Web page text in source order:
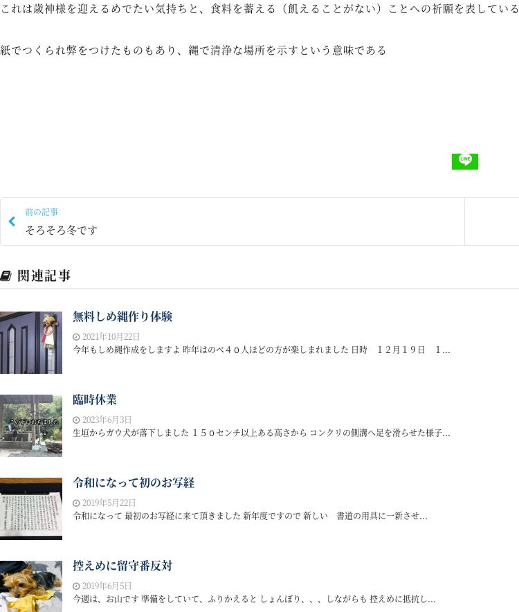
これは歳神様を迎えるめでたい気持ちと、食料を蓄える（飢えることがない）ことへの祈願を表している
紙でつくられ弊をつけたものもあり、縄で清浄な場所を示すという意味である
前の記事
そろそろ冬です
関連記事
無料しめ縄作り体験
2021年10月22日
今年もしめ縄作成をしますよ 昨年はのべ４０人ほどの方が楽しまれました 日時 １２月１９日 １...
臨時休業
2023年6月3日
生垣からガウ犬が落下しました １５０センチ以上ある高さから コンクリの側溝へ足を滑らせた様子...
令和になって初のお写経
2019年5月22日
令和になって 最初のお写経に来て頂きました 新年度ですので 新しい 書道の用具に一新させ...
控えめに留守番反対
2019年6月5日
今週は、お山です 準備をしていて、ふりかえると しょんぼり、、、しながらも 控えめに抵抗し...